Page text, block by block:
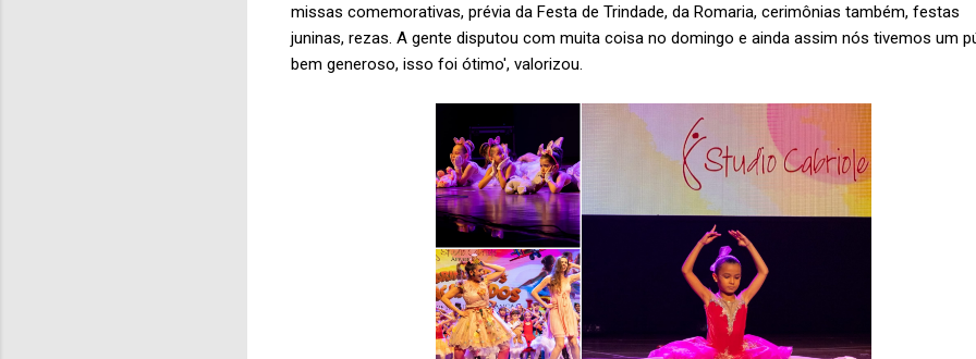
missas comemorativas, prévia da Festa de Trindade, da Romaria, cerimônias também, festas
juninas, rezas. A gente disputou com muita coisa no domingo e ainda assim nós tivemos um
bem generoso, isso foi ótimo', valorizou.